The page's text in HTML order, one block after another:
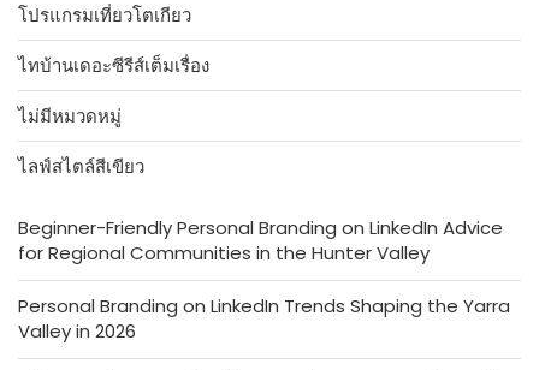
โปรแกรมเที่ยวโตเกียว
ไทบ้านเดอะซีรีส์เต็มเรื่อง
ไม่มีหมวดหมู่
ไลฟ์สไตล์สีเขียว
Beginner-Friendly Personal Branding on LinkedIn Advice
for Regional Communities in the Hunter Valley
Personal Branding on LinkedIn Trends Shaping the Yarra
Valley in 2026